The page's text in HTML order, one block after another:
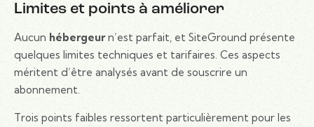
Limites et points à améliorer
Aucun hébergeurn’est parfait, et SiteGround présente
quelques limites techniques et tarifaires. Ces aspects
méritent d’être analysés avant de souscrire un
abonnement.
Trois points faibles ressortent particulièrement pour les